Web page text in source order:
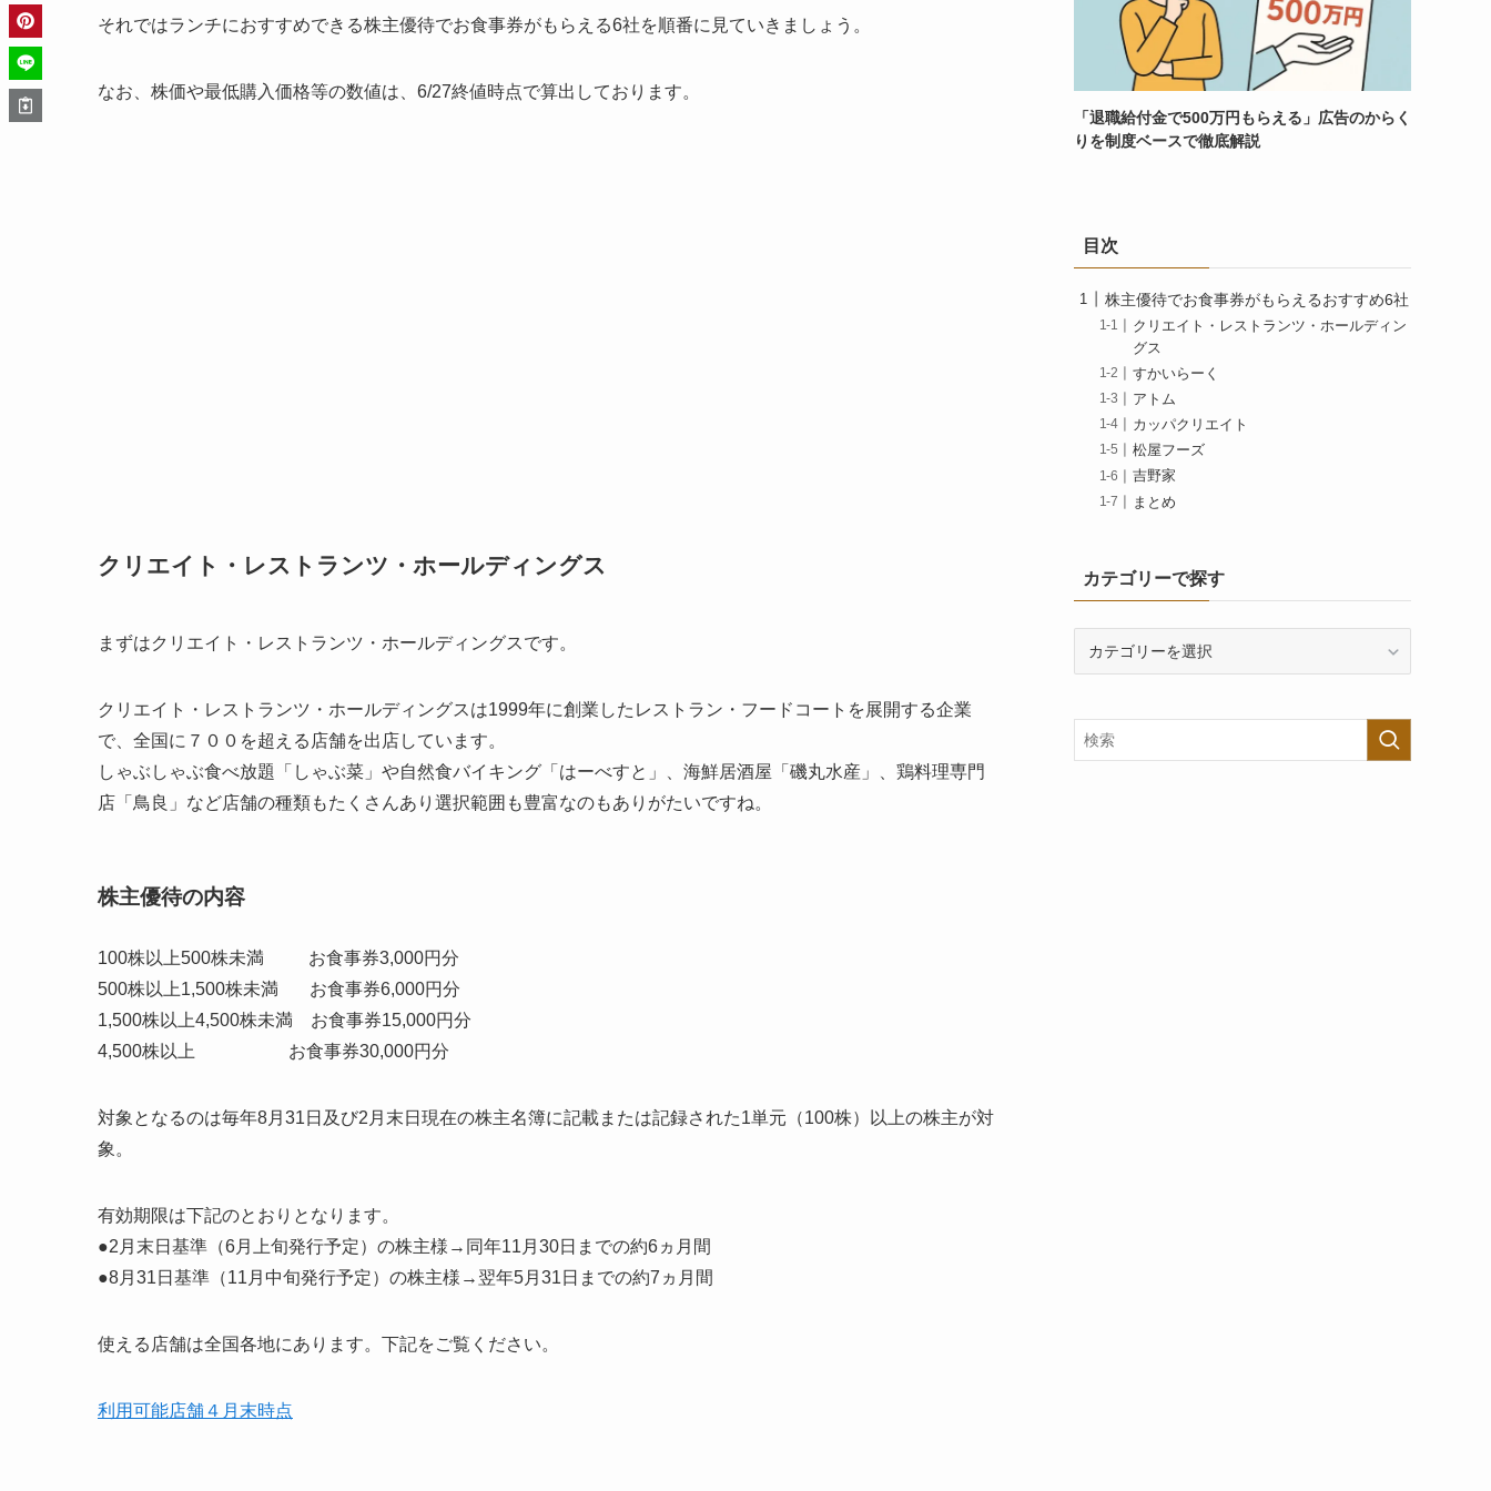
それではランチにおすすめできる株主優待でお食事券がもらえる6社を順番に見ていきましょう。
なお、株価や最低購入価格等の数値は、6/27終値時点で算出しております。
クリエイト・レストランツ・ホールディングス
まずはクリエイト・レストランツ・ホールディングスです。
クリエイト・レストランツ・ホールディングスは1999年に創業したレストラン・フードコートを展開する企業
で、全国に７００を超える店舗を出店しています。
しゃぶしゃぶ食べ放題「しゃぶ菜」や自然食バイキング「はーべすと」、海鮮居酒屋「磯丸水産」、鶏料理専門
店「鳥良」など店舗の種類もたくさんあり選択範囲も豊富なのもありがたいですね。
株主優待の内容
100株以上500株未満 お食事券3,000円分
500株以上1,500株未満 お食事券6,000円分
1,500株以上4,500株未満 お食事券15,000円分
4,500株以上 お食事券30,000円分
対象となるのは毎年8月31日及び2月末日現在の株主名簿に記載または記録された1単元（100株）以上の株主が対
象。
有効期限は下記のとおりとなります。
●2月末日基準（6月上旬発行予定）の株主様→同年11月30日までの約6ヵ月間
●8月31日基準（11月中旬発行予定）の株主様→翌年5月31日までの約7ヵ月間
使える店舗は全国各地にあります。下記をご覧ください。
利用可能店舗４月末時点
「退職給付金で500万円もらえる」広告のからく
りを制度ベースで徹底解説
目次
株主優待でお食事券がもらえるおすすめ6社
クリエイト・レストランツ・ホールディン
グス
すかいらーく
アトム
カッパクリエイト
松屋フーズ
吉野家
まとめ
カテゴリーで探す
ー
で